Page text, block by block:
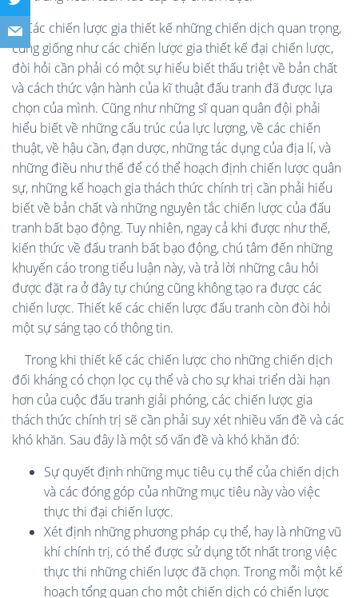
Các chiến lược gia thiết kế những chiến dịch quan trọng,
cũng giống như các chiến lược gia thiết kế đại chiến lược,
đòi hỏi cần phải có một sự hiểu biết thấu triệt về bản chất
và cách thức vận hành của kĩ thuật đấu tranh đã được lựa
chọn của mình. Cũng như những sĩ quan quân đội phải
hiểu biết về những cấu trúc của lực lượng, về các chiến
thuật, về hậu cần, đạn dược, những tác dụng của địa lí, và
những điều như thế để có thể hoạch định chiến lược quân
sự, những kế hoạch gia thách thức chính trị cần phải hiểu
biết về bản chất và những nguyên tắc chiến lược của đấu
tranh bất bạo động. Tuy nhiên, ngay cả khi được như thế,
kiến thức về đấu tranh bất bạo động, chú tâm đến những
khuyến cáo trong tiểu luận này, và trả lời những câu hỏi
được đặt ra ở đây tự chúng cũng không tạo ra được các
chiến lược. Thiết kế các chiến lược đấu tranh còn đòi hỏi
một sự sáng tạo có thông tin.
Trong khi thiết kế các chiến lược cho những chiến dịch
đối kháng có chọn lọc cụ thể và cho sự khai triển dài hạn
hơn của cuộc đấu tranh giải phóng, các chiến lược gia
thách thức chính trị sẽ cần phải suy xét nhiều vấn đề và các
khó khăn. Sau đây là một số vấn đề và khó khăn đó:
Sự quyết định những mục tiêu cụ thể của chiến dịch
và các đóng góp của những mục tiêu này vào việc
thực thi đại chiến lược.
Xét định những phương pháp cụ thể, hay là những vũ
khí chính trị, có thể được sử dụng tốt nhất trong việc
thực thi những chiến lược đã chọn. Trong mỗi một kế
hoạch tổng quan cho một chiến dịch có chiến lược